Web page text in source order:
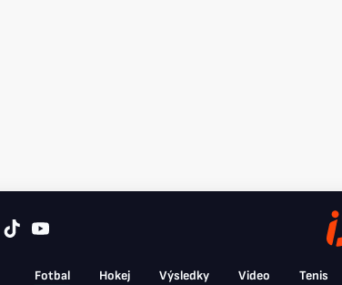
Fotbal Hokej Výsledky Video Tenis